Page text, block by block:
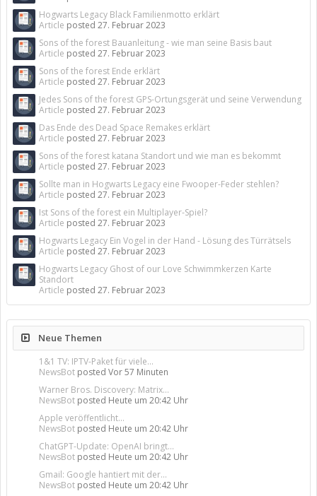
Hogwarts Legacy Black Familienmotto erklärt
Article posted 27. Februar 2023
Sons of the forest Bauanleitung - wie man seine Basis baut
Article posted 27. Februar 2023
Sons of the forest Ende erklärt
Article posted 27. Februar 2023
Jedes Sons of the forest GPS-Ortungsgerät und seine Verwendung
Article posted 27. Februar 2023
Das Ende des Dead Space Remakes erklärt
Article posted 27. Februar 2023
Sons of the forest katana Standort und wie man es bekommt
Article posted 27. Februar 2023
Sollte man in Hogwarts Legacy eine Fwooper-Feder stehlen?
Article posted 27. Februar 2023
Ist Sons of the forest ein Multiplayer-Spiel?
Article posted 27. Februar 2023
Hogwarts Legacy Ein Vogel in der Hand - Lösung des Türrätsels
Article posted 27. Februar 2023
Hogwarts Legacy Ghost of our Love Schwimmkerzen Karte
Standort
Article posted 27. Februar 2023
Neue Themen
1&1 TV: IPTV-Paket für viele...
NewsBot posted Vor 57 Minuten
Warner Bros. Discovery: Matrix...
NewsBot posted Heute um 20:42 Uhr
Apple veröffentlicht...
NewsBot posted Heute um 20:42 Uhr
ChatGPT-Update: OpenAI bringt...
NewsBot posted Heute um 20:42 Uhr
Gmail: Google hantiert mit der...
NewsBot posted Heute um 20:42 Uhr